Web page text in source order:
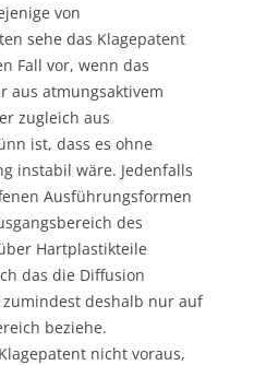
von
sehe das Klagepatent
Fall vor, wenn das
aus atmungsaktivem
zugleich aus
ist, dass es ohne
instabil wäre. Jedenfalls
Ausführungsformen
des
Hartplastikteile
das die Diffusion
deshalb nur auf
beziehe.
nicht voraus,